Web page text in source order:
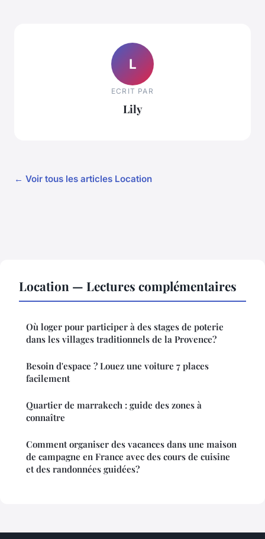
L
ECRIT PAR
Lily
← Voir tous les articles Location
Location — Lectures complémentaires
Où loger pour participer à des stages de poterie
dans les villages traditionnels de la Provence?
Besoin d'espace ? Louez une voiture 7 places
facilement
Quartier de marrakech : guide des zones à
connaître
Comment organiser des vacances dans une maison
de campagne en France avec des cours de cuisine
et des randonnées guidées?